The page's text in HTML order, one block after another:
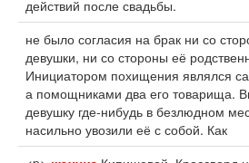
действий после свадьбы.
не было согласия на брак ни со
девушки, ни со стороны её
Инициатором похищения являлся
а помощниками два его товарища.
девушку где-нибудь в безлюдном
насильно увозили её с собой. Как